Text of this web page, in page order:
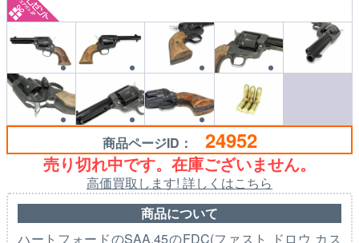
商品ページID： 24952
売り切れ中です。在庫ございません。
高価買取します! 詳しくはこちら
商品について
ハートフォードのSAA.45のFDC(ファスト ドロウ カス